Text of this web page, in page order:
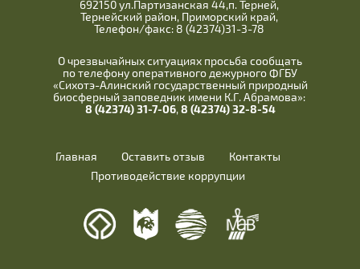
692150 ул.Партизанская 44,п. Терней,
Тернейский район, Приморский край,
Телефон/факс: 8 (42374)31-3-78
О чрезвычайных ситуациях просьба сообщать
по телефону оперативного дежурного ФГБУ
«Сихотэ-Алинский государственный природный
биосферный заповедник имени К.Г. Абрамова»:
8 (42374) 31-7-06,8 (42374) 32-8-54
Главная Оставить отзыв
Контакты
Противодействие коррупции